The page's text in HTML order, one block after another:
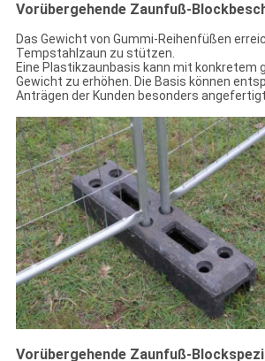
Vorübergehende Zaunfuß-
Das Gewicht von Gummi-Reihenfüßen
Tempstahlzaun zu stützen.
Eine Plastikzaunbasis kann mit konkretem
Gewicht zu erhöhen. Die Basis können
Anträgen der Kunden besonders
Vorübergehende Zaunfuß- Block